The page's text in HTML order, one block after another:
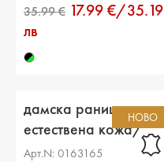
17.99 €/35.19
лв
НОВО
дамска раница
естествена кожа/
еко кожа черна
Арт.N: 0163165